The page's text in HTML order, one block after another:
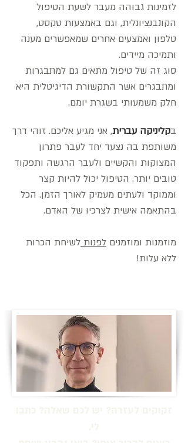
לזמינות גבוהה מעבר לשעת הטיפול
הקונבנציונלית, וגם באמצעות טקסט,
טלפון ואמצעים אחרים שמאפשרים מענה
ותמיכה מיידים.
סוג זה של טיפול מתאים גם למתבגרות
ומתבגרים אשר התקשורת הדיגיטלית היא
חלק משמעותי בשגרת יומם.
בקליניקה עברית, אני מגיע אליכם. זוהי דרך
משותפת בה נצעד יחד לעבר פתרון
המצוקות והקשיים ולעבר הרגשה ותפקוד
טובים יותר. הטיפול יכול להיות קצר
וממוקד ולעתים מעמיק לאורך הזמן. הכל
בהתאמה אישית לצרכיו של האדם.
מוזמנות ומוזמנים לפנות לשיחת הכרות
ללא עלות!